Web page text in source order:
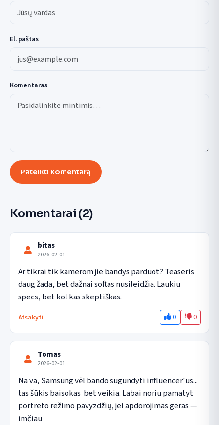
El. paštas
Komentaras
Pateikti komentarą
Komentarai (2)
bitas
2026-02-01
Ar tikrai tik kamerom jie bandys parduot? Teaseris
daug žada, bet dažnai softas nusileidžia. Laukiu
specs, bet kol kas skeptiškas.
Atsakyti 0 0
Tomas
2026-02-01
Na va, Samsung vėl bando sugundyti influencer'us...
tas šūkis baisokas  bet veikia. Labai noriu pamatyt
portreto režimo pavyzdžių, jei apdorojimas geras —
imčiau